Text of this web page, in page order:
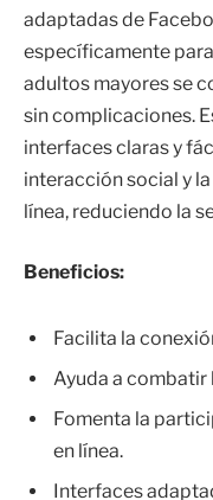
adaptadas de
específicamente
adultos mayores se
sin complicaciones.
interfaces claras y
interacción social y
línea, reduciendo la
Beneficios:
Facilita la
Ayuda a combatir
Fomenta la
en línea.
Interfaces